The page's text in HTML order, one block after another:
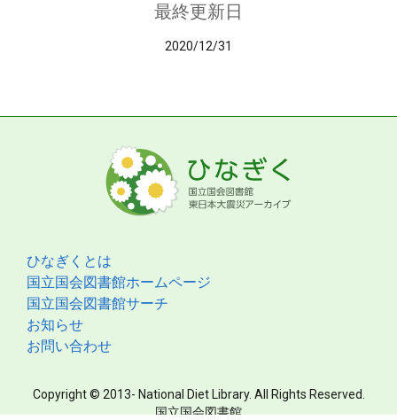
最終更新日
2020/12/31
ひなぎくとは
国立国会図書館ホームページ
国立国会図書館サーチ
お知らせ
お問い合わせ
Copyright © 2013- National Diet Library. All Rights Reserved.